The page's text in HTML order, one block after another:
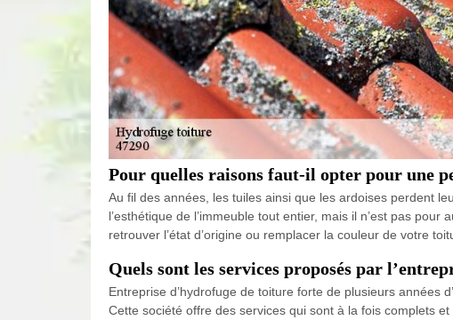
Pour quelles raisons faut-il opter pour une
Au fil des années, les tuiles ainsi que les ardoises perdent
l’esthétique de l’immeuble tout entier, mais il n’est pas
retrouver l’état d’origine ou remplacer la couleur de votre
Quels sont les services proposés par
Entreprise d’hydrofuge de toiture forte de plusieurs années
Cette société offre des services qui sont à la fois complets